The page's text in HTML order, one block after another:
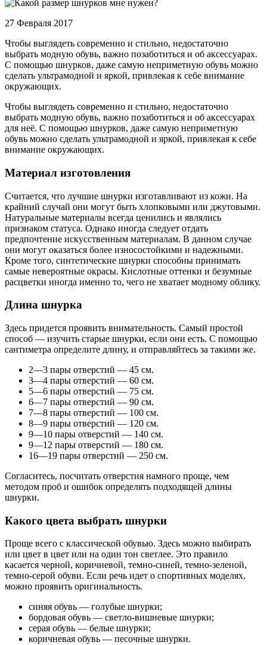
27 Февраля 2017
Чтобы выглядеть современно и стильно, недостаточно
выбрать модную обувь, важно позаботиться и об аксессуарах.
С помощью шнурков, даже самую неприметную обувь можно
сделать ультрамодной и яркой, привлекая к себе внимание
окружающих.
Чтобы выглядеть современно и стильно, недостаточно
выбрать модную обувь, важно позаботиться и об аксессуарах
для неё. С помощью шнурков, даже самую неприметную
обувь можно сделать ультрамодной и яркой, привлекая к себе
внимание окружающих.
Материал изготовления
Считается, что лучшие шнурки изготавливают из кожи. На
крайний случай они могут быть хлопковыми или джутовыми.
Натуральные материалы всегда ценились и являлись
признаком статуса. Однако иногда следует отдать
предпочтение искусственным материалам. В данном случае
они могут оказаться более износостойкими и надежными.
Кроме того, синтетические шнурки способны принимать
самые невероятные окрасы. Кислотные оттенки и безумные
расцветки иногда именно то, чего не хватает модному облику.
Длина шнурка
Здесь придется проявить внимательность. Самый простой
способ — изучить старые шнурки, если они есть. С помощью
сантиметра определите длину, и отправляйтесь за такими же.
2—3 пары отверстий — 45 см.
3—4 пары отверстий — 60 см.
5—6 пары отверстий — 75 см.
6—7 пары отверстий — 90 см.
7—8 пары отверстий — 100 см.
8—9 пары отверстий — 120 см.
9—10 пары отверстий — 140 см.
9—12 пары отверстий — 180 см.
16—19 пары отверстий — 250 см.
Согласитесь, посчитать отверстия намного проще, чем
методом проб и ошибок определять подходящей длины
шнурки.
Какого цвета выбрать шнурки
Проще всего с классической обувью. Здесь можно выбирать
или цвет в цвет или на один тон светлее. Это правило
касается черной, коричневой, темно-синей, темно-зеленой,
темно-серой обуви. Если речь идет о спортивных моделях,
можно проявить оригинальность.
синяя обувь — голубые шнурки;
бордовая обувь — светло-вишневые шнурки;
серая обувь — белые шнурки;
коричневая обувь — песочные шнурки.